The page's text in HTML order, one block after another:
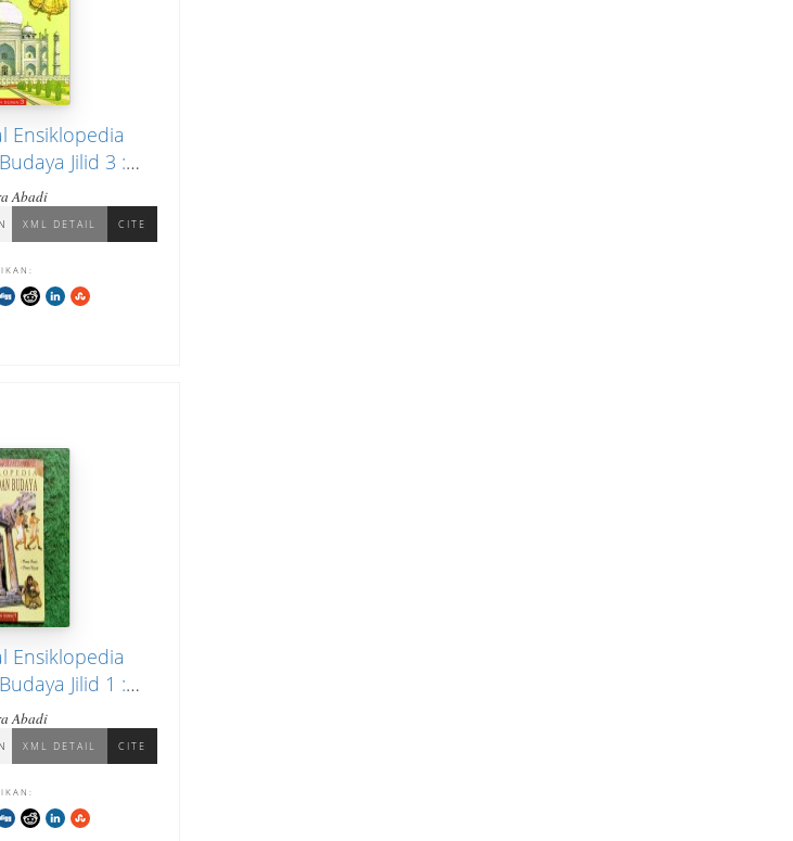
Ensiklopedia
Jilid 3 :
"Renaisans,
Kekaisaran"
Abadi
XML DETAIL CITE
Ensiklopedia
Jilid 1 :
"Dunia Purba,
Abadi
XML DETAIL CITE